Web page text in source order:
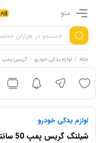
منو
خانه / لوازم یدکی خودرو / گریس پمپ
لوازم یدکی خودرو
شیلنگ گریس پمپ 50 سانتی متری